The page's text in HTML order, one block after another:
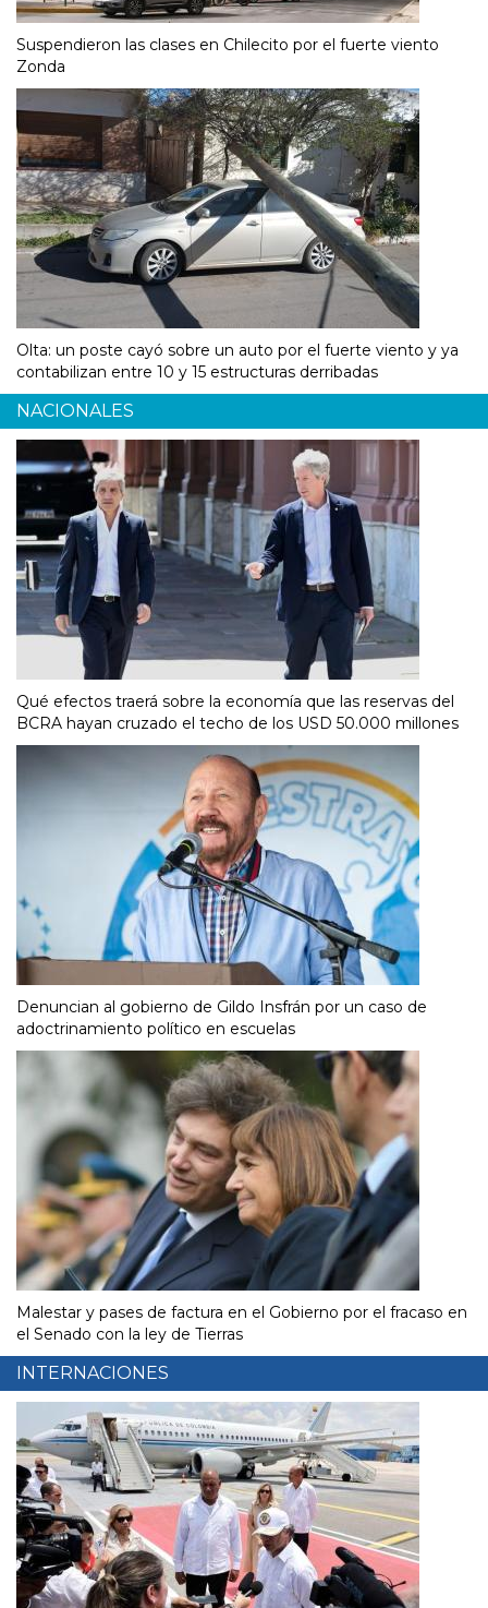
Suspendieron las clases en Chilecito por el fuerte viento
Zonda
Olta: un poste cayó sobre un auto por el fuerte viento y ya
contabilizan entre 10 y 15 estructuras derribadas
NACIONALES
Qué efectos traerá sobre la economía que las reservas del
BCRA hayan cruzado el techo de los USD 50.000 millones
Denuncian al gobierno de Gildo Insfrán por un caso de
adoctrinamiento político en escuelas
Malestar y pases de factura en el Gobierno por el fracaso en
el Senado con la ley de Tierras
INTERNACIONES